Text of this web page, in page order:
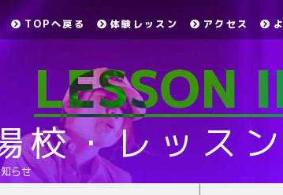
TOPへ戻る 体験レッスン アクセス
LESSON
校・レッス
らせ